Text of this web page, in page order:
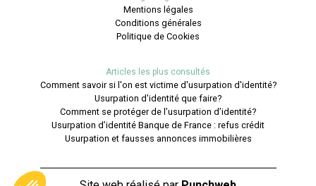
Mentions légales
Conditions générales
Politique de Cookies
Articles les plus consultés
Comment savoir si l'on est victime d'usurpation d'identité?
Usurpation d'identité que faire?
Comment se protéger de l’usurpation d’identité?
Usurpation d’identité Banque de France : refus crédit
Usurpation et fausses annonces immobilières